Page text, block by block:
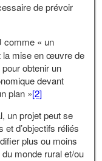
de prévoir
comme « un
la mise en œuvre de
obtenir un
devant
plan »[2]
un projet peut se
d’objectifs réliés
plus ou moins
monde rural et/ou